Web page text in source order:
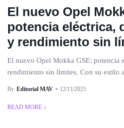
El nuevo Opel
potencia eléctrica,
y rendimiento sin
El nuevo Opel Mokka GSE: potencia
rendimiento sin límites. Con su estilo
By Editorial MAV 12/11/2025
READ MORE